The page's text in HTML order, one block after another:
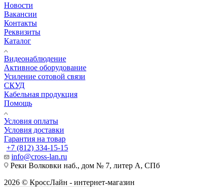
Новости
Вакансии
Контакты
Реквизиты
Каталог
Видеонаблюдение
Активное оборудование
Усиление сотовой связи
СКУД
Кабельная продукция
Помощь
Условия оплаты
Условия доставки
Гарантия на товар
+7 (812) 334-15-15
info@cross-lan.ru
Реки Волковки наб., дом № 7, литер А, СПб
2026 © КроссЛайн - интернет-магазин